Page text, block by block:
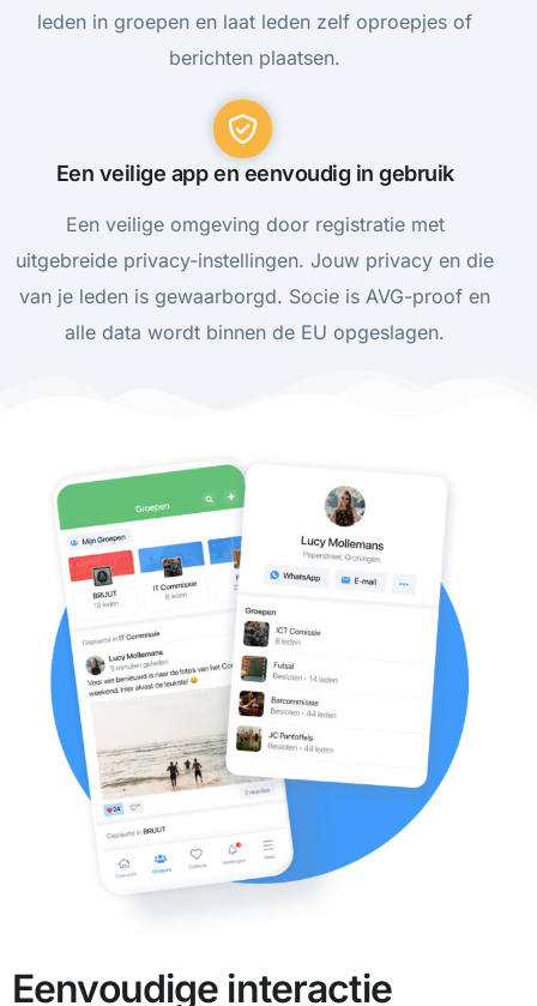
leden in groepen en laat leden zelf oproepjes of
berichten plaatsen.
Een veilige app en eenvoudig in gebruik
Een veilige omgeving door registratie met
uitgebreide privacy-instellingen. Jouw privacy en die
van je leden is gewaarborgd. Socie is AVG-proof en
alle data wordt binnen de EU opgeslagen.
Eenvoudige interactie